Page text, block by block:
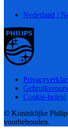
Nederland /
Cookie-beleid
© Koninklijke
voorbehouden.